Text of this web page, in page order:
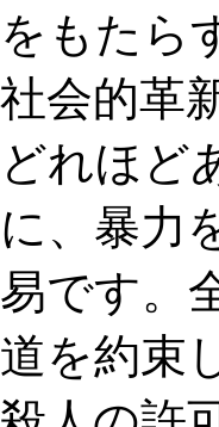
をもたら
社会的革
どれほど
に、暴力
易です。
道を約束